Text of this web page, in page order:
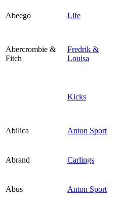
Abeego Life
Abercrombie &
Fitch
Fredrik &
Louisa
Kicks
Abilica Anton Sport
Abrand Carlings
Abus Anton Sport